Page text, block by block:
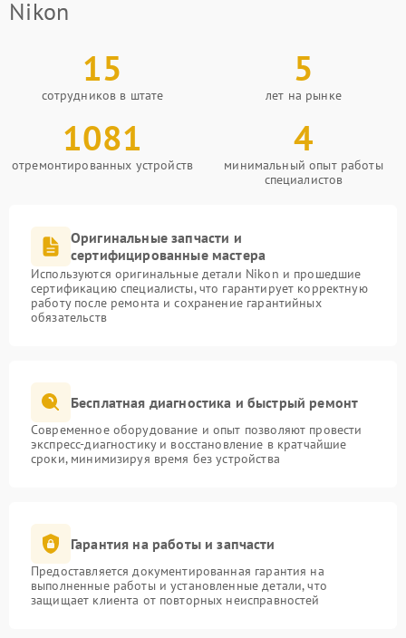
Nikon
15
сотрудников в штате
5
лет на рынке
1081
отремонтированных устройств
4
минимальный опыт работы
специалистов
Оригинальные запчасти и
сертифицированные мастера
Используются оригинальные детали Nikon и прошедшие
сертификацию специалисты, что гарантирует корректную
работу после ремонта и сохранение гарантийных
обязательств
Бесплатная диагностика и быстрый ремонт
Современное оборудование и опыт позволяют провести
экспресс-диагностику и восстановление в кратчайшие
сроки, минимизируя время без устройства
Гарантия на работы и запчасти
Предоставляется документированная гарантия на
выполненные работы и установленные детали, что
защищает клиента от повторных неисправностей